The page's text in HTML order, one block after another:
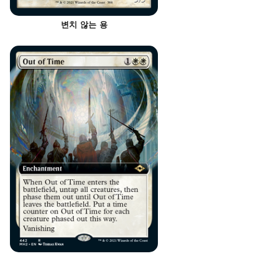
변치 않는 용